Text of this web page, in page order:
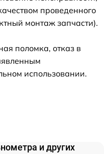
проведенного
монтаж запчасти).
поломка, отказ в
использовании.
и других